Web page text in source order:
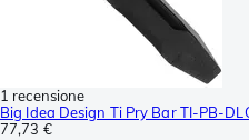
1 recensione
Big Idea Design Ti Pry Bar TI-PB-
77,73 €